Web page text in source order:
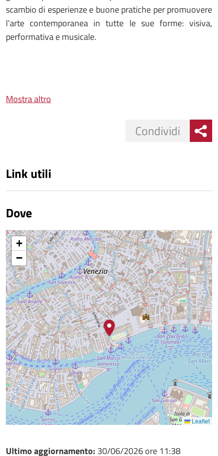
scambio di esperienze e buone pratiche per promuovere
l’arte contemporanea in tutte le sue forme: visiva,
performativa e musicale.
Mostra altro
Condividi
Link utili
Dove
+
−
Leaflet
Ultimo aggiornamento: 30/06/2026 ore 11:38